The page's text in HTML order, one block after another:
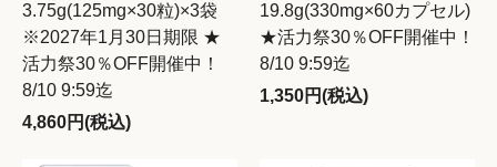
3.75g(125mg×30粒)×3袋
※2027年1月30日期限 ★
活力祭30％OFF開催中！
8/10 9:59迄
4,860円(税込)
19.8g(330mg×60カプセル)
★活力祭30％OFF開催中！
8/10 9:59迄
1,350円(税込)